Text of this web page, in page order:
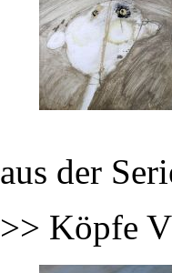
aus der
>> Köpfe